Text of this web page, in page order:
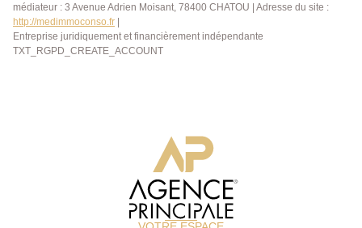
médiateur : 3 Avenue Adrien Moisant, 78400 CHATOU | Adresse du site :
http://medimmoconso.fr |
Entreprise juridiquement et financièrement indépendante
TXT_RGPD_CREATE_ACCOUNT